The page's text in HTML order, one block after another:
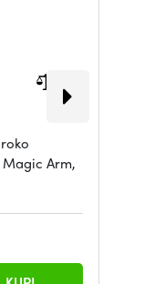
Magic Arm,